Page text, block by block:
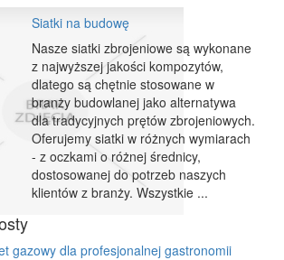
Siatki na budowę
Nasze siatki zbrojeniowe są wykonane
z najwyższej jakości kompozytów,
dlatego są chętnie stosowane w
branży budowlanej jako alternatywa
dla tradycyjnych prętów zbrojeniowych.
Oferujemy siatki w różnych wymiarach
- z oczkami o różnej średnicy,
dostosowanej do potrzeb naszych
klientów z branży. Wszystkie ...
gazowy dla profesjonalnej gastronomii